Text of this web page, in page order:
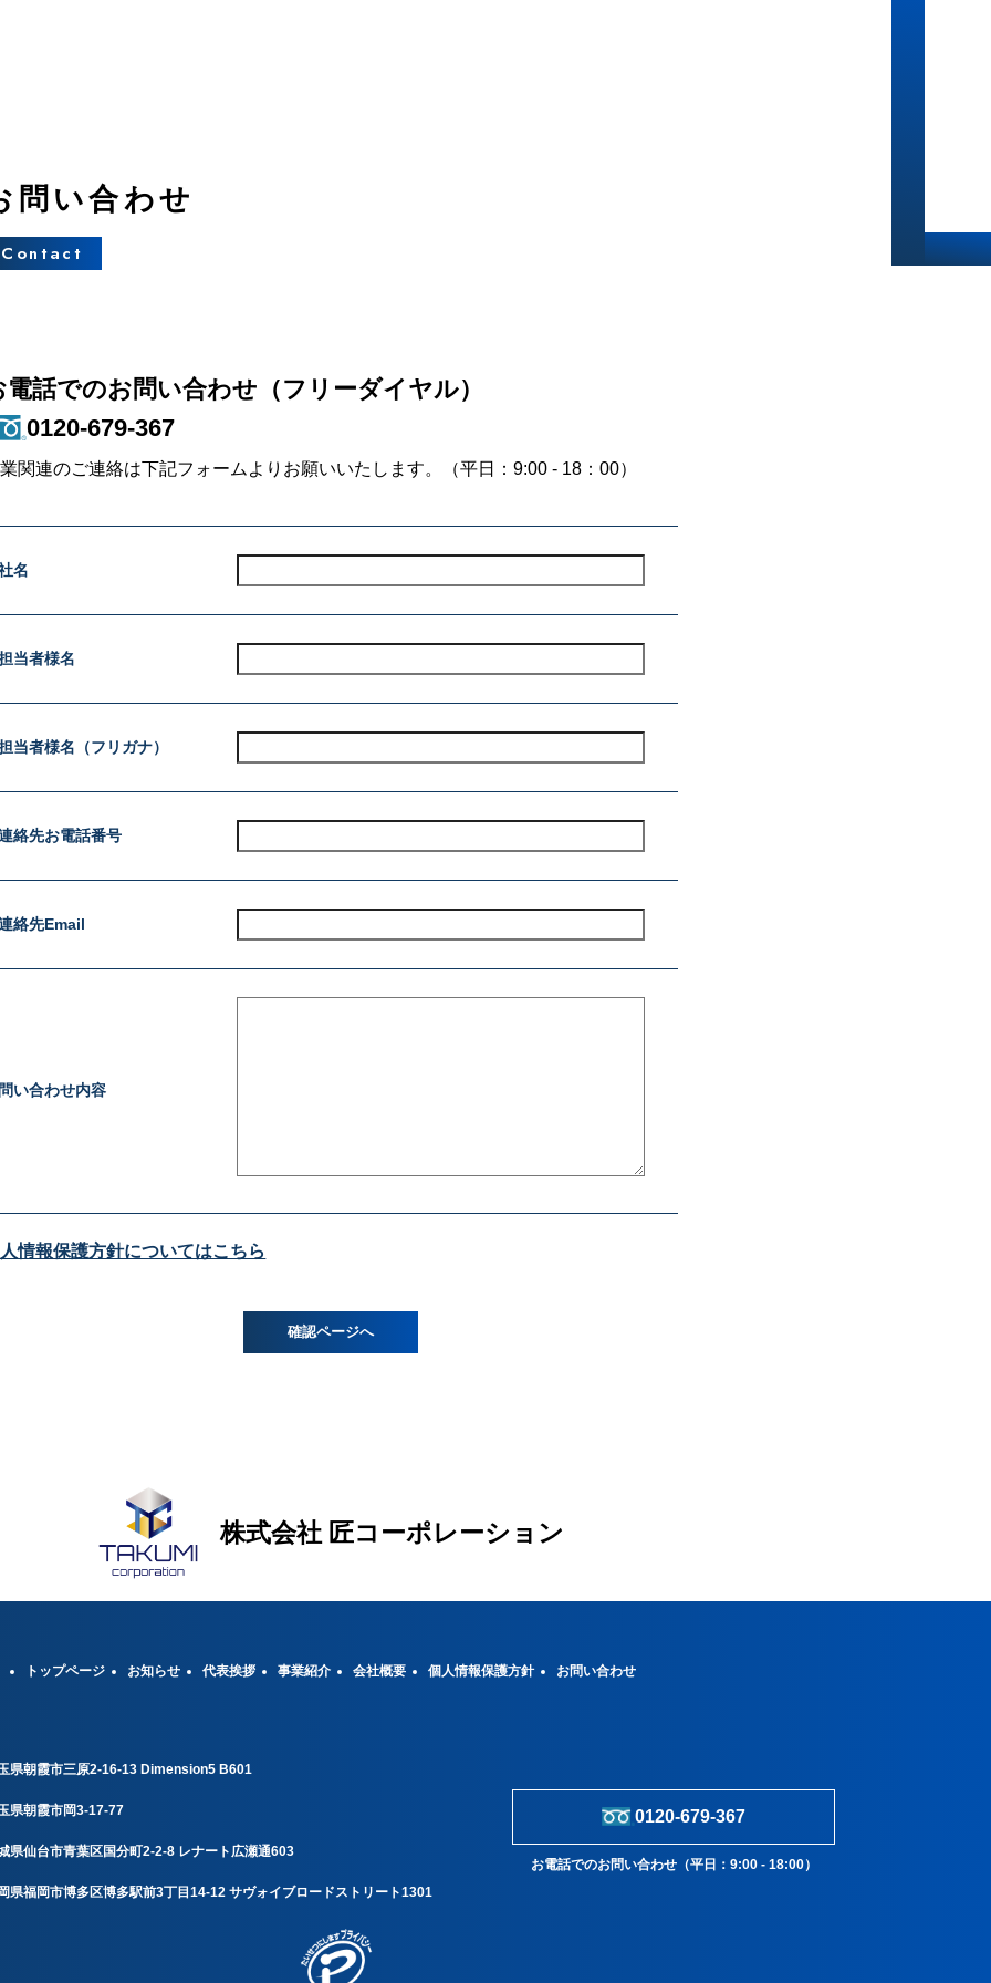
問い合わせ
Contact
電話でのお問い合わせ（フリーダイヤル）
0120-679-367
関連のご連絡は下記フォームよりお願いいたします。 （平日：9:00 - 18：00）
名
当者様名
当者様名 （フリガナ）
絡先お電話番号
絡先Email
い合わせ内容
情報保護方針についてはこちら
株式会社 匠コーポレーション
トップページ お知らせ 代表挨拶 事業紹介 会社概要 個人情報保護方針 お問い合わせ
県朝霞市三原2-16-13 Dimension5 B601
県朝霞市岡3-17-77
県仙台市青葉区国分町2-2-8 レナート広瀬通603
県福岡市博多区博多駅前3丁目14-12 サヴォイブロードストリート1301
0120-679-367
お電話でのお問い合わせ（平日：9:00 - 18:00）